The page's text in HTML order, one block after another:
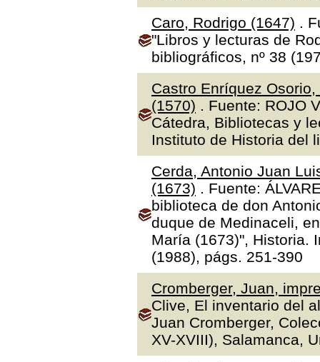
Caro, Rodrigo (1647) .
"Libros y lecturas de
bibliográficos, nº 38
Castro Enríquez
(1570) . Fuente: ROJO
Cátedra, Bibliotecas y
Instituto de Historia del
Cerda, Antonio Juan
(1673) . Fuente:
biblioteca de don
duque de Medinaceli,
María (1673)", Historia.
(1988), págs. 251-390
Cromberger, Juan,
Clive, El inventario del
Juan Cromberger,
XV-XVIII), Salamanca,